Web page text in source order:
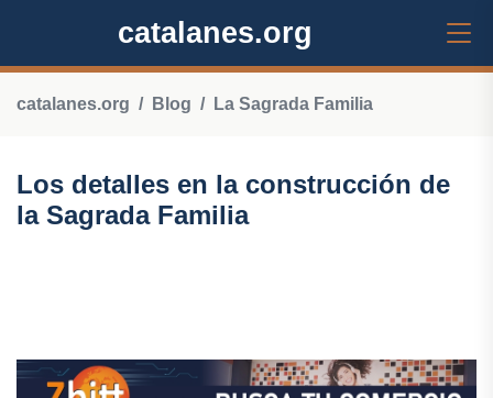
catalanes.org
catalanes.org Blog La Sagrada Familia
Los detalles en la construcción de
la Sagrada Familia